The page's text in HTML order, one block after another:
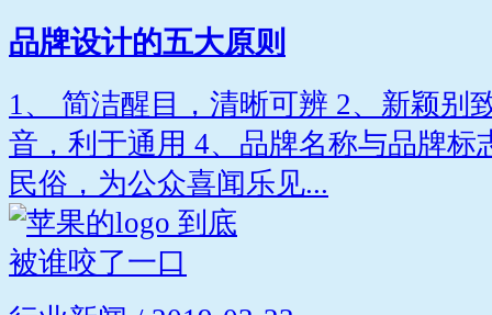
品牌设计的五大原则
1、 简洁醒目，清晰可辨 2、新颖别
音，利于通用 4、品牌名称与品牌标
民俗，为公众喜闻乐见...